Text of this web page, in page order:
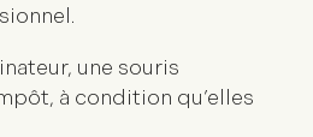
une souris
à condition qu’elles